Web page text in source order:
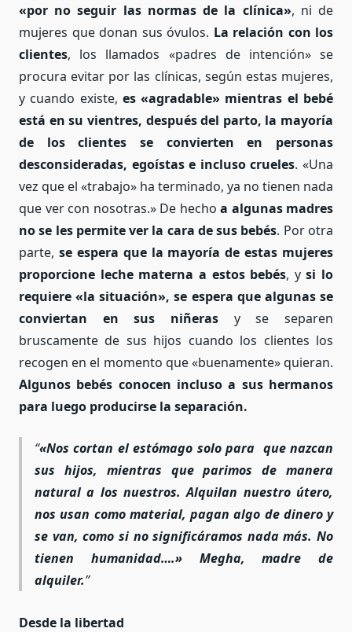
«por no seguir las normas de la clínica», ni de
mujeres que donan sus óvulos. La relación con los
clientes, los llamados «padres de intención» se
procura evitar por las clínicas, según estas mujeres,
y cuando existe, es «agradable» mientras el bebé
está en su vientres, después del parto, la mayoría
de los clientes se convierten en personas
desconsideradas, egoístas e incluso crueles. «Una
vez que el «trabajo» ha terminado, ya no tienen nada
que ver con nosotras.» De hecho a algunas madres
no se les permite ver la cara de sus bebés. Por otra
parte, se espera que la mayoría de estas mujeres
proporcione leche materna a estos bebés, ysi lo
requiere «la situación», se espera que algunas se
conviertan en sus niñeras y se separen
bruscamente de sus hijos cuando los clientes los
recogen en el momento que «buenamente» quieran.
Algunos bebés conocen incluso a sus hermanos
para luego producirse la separación.
«Nos cortan el estómago solo para que nazcan
sus hijos, mientras que parimos de manera
natural a los nuestros. Alquilan nuestro útero,
nos usan como material, pagan algo de dinero y
se van, como si no significáramos nada más. No
tienen humanidad….» Megha, madre de
alquiler.
Desde la libertad